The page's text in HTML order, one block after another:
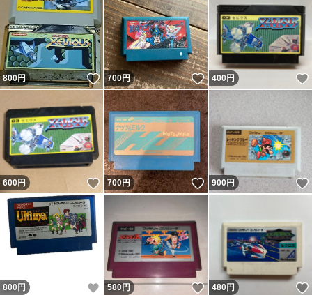
800円 いいね！
700円 いいね！
400円
600円 いいね！
700円 いいね！
900円
800 円 いいね！
580円 いいね！
480円